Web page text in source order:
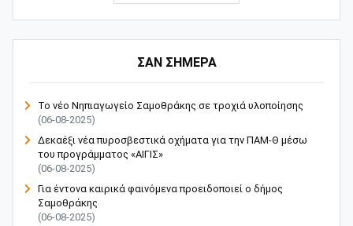
ΣΑΝ ΣΗΜΕΡΑ
Το νέο Νηπιαγωγείο Σαμοθράκης σε τροχιά υλοποίησης
(06-08-2025)
Δεκαέξι νέα πυροσβεστικά οχήματα για την ΠΑΜ-Θ μέσω
του προγράμματος «ΑΙΓΙΣ»
(06-08-2025)
Για έντονα καιρικά φαινόμενα προειδοποιεί ο δήμος
Σαμοθράκης
(06-08-2025)